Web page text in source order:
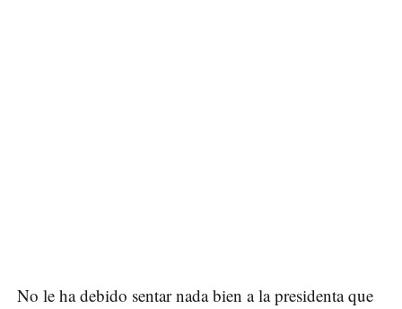
No le ha debido sentar nada bien a la presidenta que